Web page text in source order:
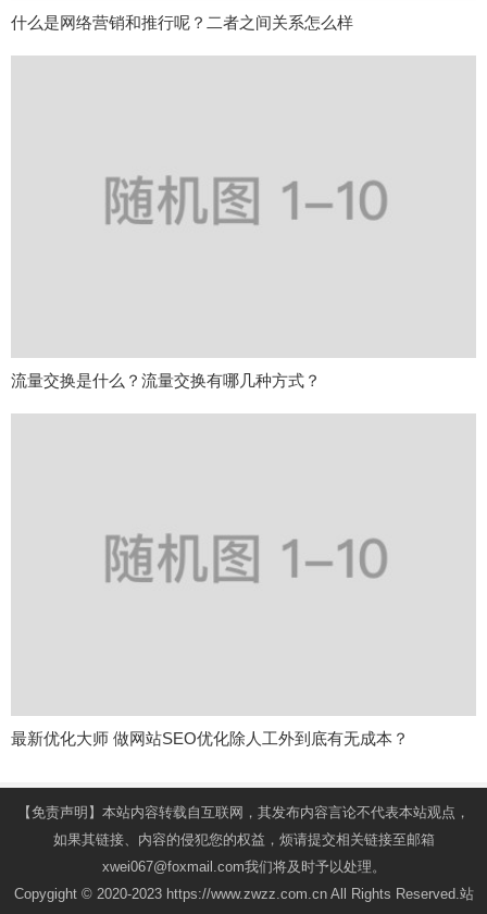
什么是网络营销和推行呢？二者之间关系怎么样
流量交换是什么？流量交换有哪几种方式？
最新优化大师 做网站SEO优化除人工外到底有无成本？
【免责声明】本站内容转载自互联网，其发布内容言论不代表本站观点，
如果其链接、内容的侵犯您的权益，烦请提交相关链接至邮箱
xwei067@foxmail.com我们将及时予以处理。
Copygight © 2020-2023 https://www.zwzz.com.cn All Rights Reserved.站